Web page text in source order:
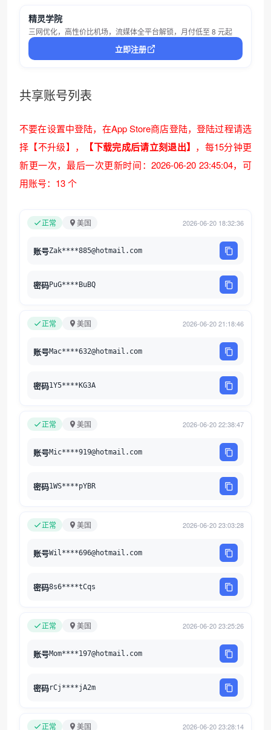
精灵学院
三网优化，高性价比机场，流媒体全平台解锁，月付低至 8 元起
立即注册
共享账号列表
不要在设置中登陆，在App Store商店登陆，登陆过程请选
择【不升级】，
【下载完成后请立刻退出】 ，每15分钟更
新更一次， 最后一次更新时间：2026-06-20 23:45:04，可
用账号：13 个
正常 美国 2026-06-20 18:32:36
账号Zak****885@hotmail.com
密码PuG****BuBQ
正常 美国 2026-06-20 21:18:46
账号Mac****632@hotmail.com
密码1Y5****KG3A
正常 美国 2026-06-20 22:38:47
账号Mic****919@hotmail.com
密码1WS****pYBR
正常 美国 2026-06-20 23:03:28
账号Wil****696@hotmail.com
密码8s6****tCqs
正常 美国 2026-06-20 23:25:26
账号Mom****197@hotmail.com
密码rCj****jA2m
正常 美国 2026-06-20 23:28:14